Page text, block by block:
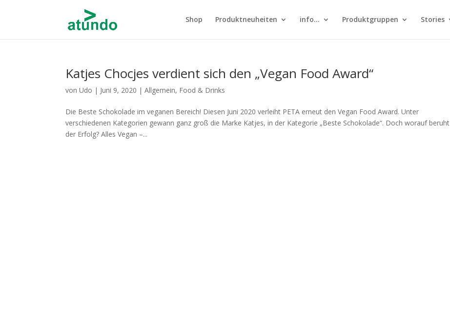
Shop Produktneuheiten info… Produktgruppen Stories
Katjes Chocjes verdient sich den „Vegan Food Award“
vonUdo | Juni 9, 2020 |Allgemein, Food & Drinks
Die Beste Schokolade im veganen Bereich! Diesen Juni 2020 verleiht PETA erneut den Vegan Food Award. Unter
verschiedenen Kategorien gewann ganz groß die Marke Katjes, in der Kategorie „Beste Schokolade“. Doch worauf beruht
der Erfolg? Alles Vegan –...